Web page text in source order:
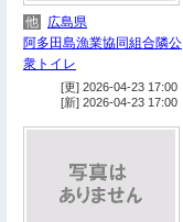
他
広島県
阿多田島漁業協同組合隣公
衆トイレ
[更] 2026-04-23 17:00
[新] 2026-04-23 17:00